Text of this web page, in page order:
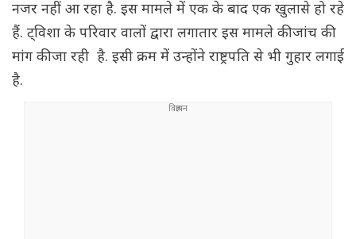
नजर नहीं आ रहा है. इस मामले में एक के बाद एक खुलासे हो रहे
हैं. ट्विशा के परिवार वालों द्वारा लगातार इस मामले की जांच की
मांग की जा रही है. इसी क्रम में उन्होंने राष्ट्रपति से भी गुहार लगाई
है.